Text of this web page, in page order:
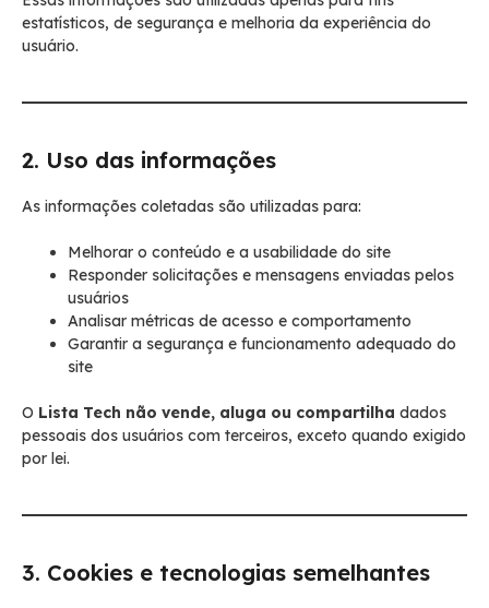
estatísticos, de segurança e melhoria da experiência do
usuário.
2. Uso das informações
As informações coletadas são utilizadas para:
Melhorar o conteúdo e a usabilidade do site
Responder solicitações e mensagens enviadas pelos
usuários
Analisar métricas de acesso e comportamento
Garantir a segurança e funcionamento adequado do
site
O Lista Tech não vende, aluga ou compartilha dados
pessoais dos usuários com terceiros, exceto quando exigido
por lei.
3. Cookies e tecnologias semelhantes